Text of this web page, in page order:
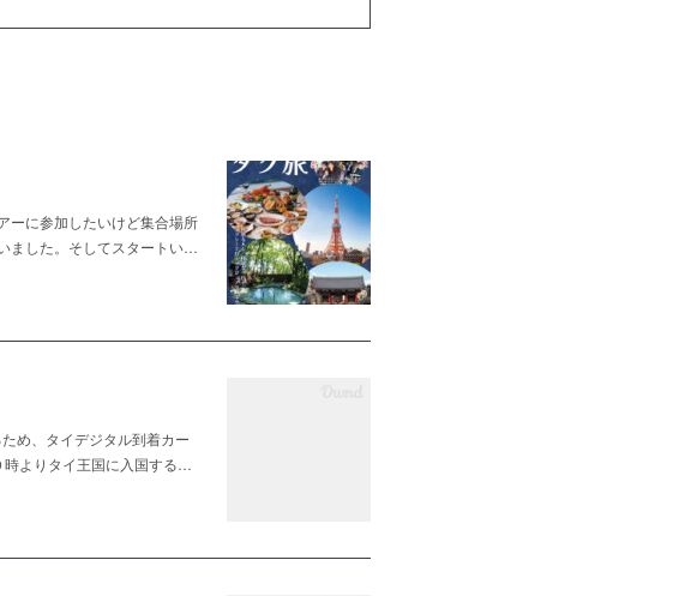
に参加したいけど集合場所
ました。そしてスタートい…
め、タイデジタル到着カー
時よりタイ王国に入国する…